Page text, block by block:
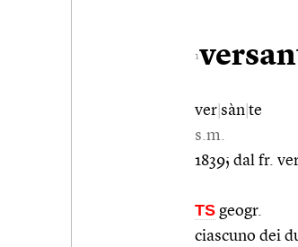
1
ver sàn te
s.m.
1839; dal fr.
TS geogr.
ciascuno dei